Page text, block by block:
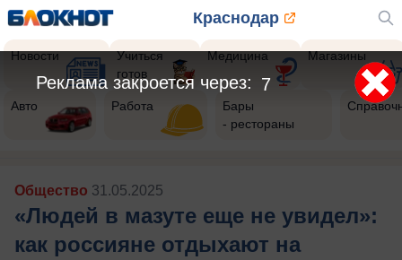
Краснодар
Новости
Учиться
готов
Медицина Магазины
Авто Работа
Бары
- рестораны
Общество 31.05.2025
«Людей в мазуте еще не увидел»:
как россияне отдыхают на
5
Реклама закроется через: